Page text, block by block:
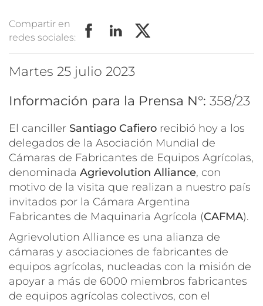
Compartir en
redes sociales:
martes 25 julio 2023
Información para la Prensa N°: 358/23
El canciller Santiago Cafiero recibió hoy a los
delegados de la Asociación Mundial de
Cámaras de Fabricantes de Equipos Agrícolas,
denominada Agrievolution Alliance, con
motivo de la visita que realizan a nuestro país
invitados por la Cámara Argentina
Fabricantes de Maquinaria Agrícola (CAFMA).
Agrievolution Alliance es una alianza de
cámaras y asociaciones de fabricantes de
equipos agrícolas, nucleadas con la misión de
apoyar a más de 6000 miembros fabricantes
de equipos agrícolas colectivos, con el